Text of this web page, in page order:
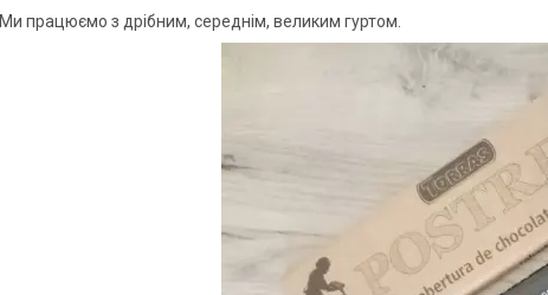
Ми працюємо з дрібним, середнім, великим гуртом.